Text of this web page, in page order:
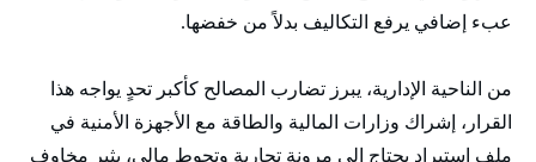
عبء إضافي يرفع التكاليف بدلاً من خفضها.
​من الناحية الإدارية، يبرز تضارب المصالح كأكبر تحدٍ يواجه هذا
القرار، إشراك وزارات المالية والطاقة مع الأجهزة الأمنية في
ملف استيراد يحتاج إلى مرونة تجارية وتحوط مالي، يثير مخاوف